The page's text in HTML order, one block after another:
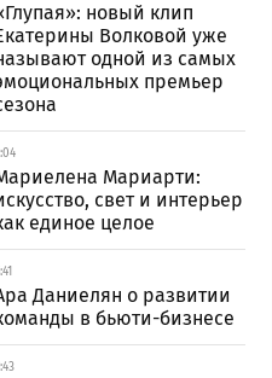
новый клип
Волковой уже
одной из самых
премьер
Мариарти:
свет и интерьер
единое целое
Даниелян о развитии
в бьюти-бизнесе